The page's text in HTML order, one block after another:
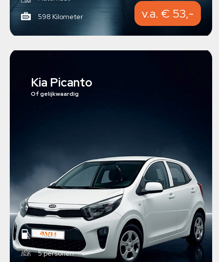
598 Kilometer v.a. € 53,-
Kia Picanto
Of gelijkwaardig
Benzine
5 personen